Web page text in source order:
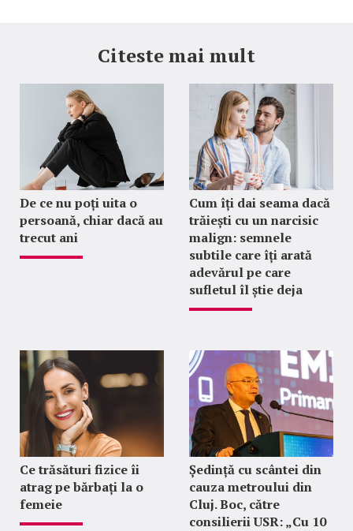
Citeste mai mult
De ce nu poți uita o
persoană, chiar dacă au
trecut ani
Cum îți dai seama dacă
trăiești cu un narcisic
malign: semnele
subtile care îți arată
adevărul pe care
sufletul îl știe deja
Ce trăsături fizice îi
atrag pe bărbați la o
femeie
Ședință cu scântei din
cauza metroului din
Cluj. Boc, către
consilierii USR: „Cu 10